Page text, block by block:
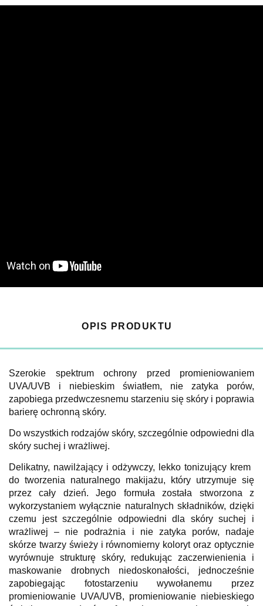
OPIS PRODUKTU
Szerokie spektrum ochrony przed promieniowaniem
UVA/UVB i niebieskim światłem, nie zatyka porów,
zapobiega przedwczesnemu starzeniu się skóry i poprawia
barierę ochronną skóry.
Do wszystkich rodzajów skóry, szczególnie odpowiedni dla
skóry suchej i wrażliwej.
Delikatny, nawilżający i odżywczy, lekko tonizujący krem ​​
do tworzenia naturalnego makijażu, który utrzymuje się
przez cały dzień. Jego formuła została stworzona z
wykorzystaniem wyłącznie naturalnych składników, dzięki
czemu jest szczególnie odpowiedni dla skóry suchej i
wrażliwej – nie podrażnia i nie zatyka porów, nadaje
skórze twarzy świeży i równomierny koloryt oraz optycznie
wyrównuje strukturę skóry, redukując zaczerwienienia i
maskowanie drobnych niedoskonałości, jednocześnie
zapobiegając fotostarzeniu wywołanemu przez
promieniowanie UVA/UVB, promieniowanie niebieskiego